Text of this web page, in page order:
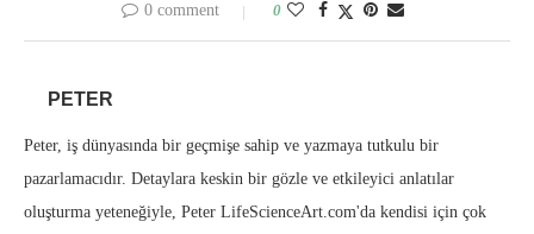
0 comment 0
PETER
Peter, iş dünyasında bir geçmişe sahip ve yazmaya tutkulu bir
pazarlamacıdır. Detaylara keskin bir gözle ve etkileyici anlatılar
oluşturma yeteneğiyle, Peter LifeScienceArt.com'da kendisi için çok